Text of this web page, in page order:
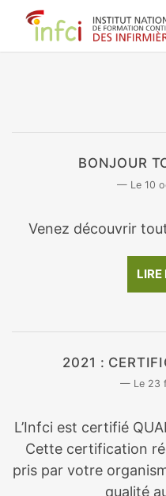
BONJOUR
10
Venez découvrir
LIRE
2021 :
23
L’Infci est certifié
Cette certification
pris par votre
qualité